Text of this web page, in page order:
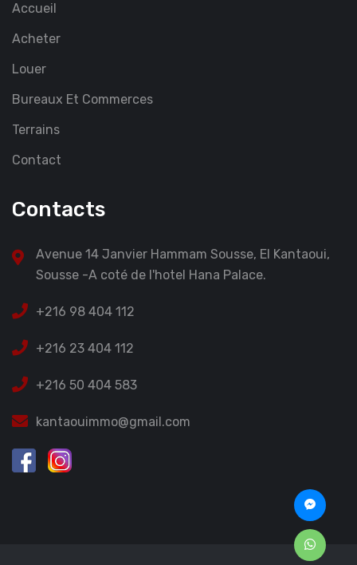
Accueil
Acheter
Louer
Bureaux Et Commerces
Terrains
Contact
Contacts
Avenue 14 Janvier Hammam Sousse, El Kantaoui,
Sousse -A coté de l'hotel Hana Palace.
+216 98 404 112
+216 23 404 112
+216 50 404 583
kantaouimmo@gmail.com